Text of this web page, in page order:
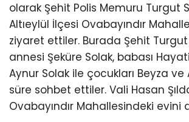
olarak Şehit Polis Memuru Turgut
Altıeylül İlçesi Ovabayındır
ziyaret ettiler. Burada Şehit Turgut
annesi Şeküre Solak, babası
Aynur Solak ile çocukları Beyza ve
süre sohbet ettiler. Vali Hasan
Ovabayındır Mahallesindeki evini